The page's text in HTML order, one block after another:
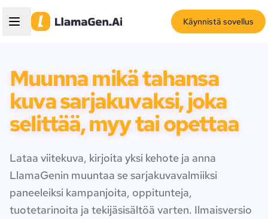
Käynnistä sovellus
Muunna mikä tahansa
kuva sarjakuvaksi, joka
selittää, myy tai opettaa
Lataa viitekuva, kirjoita yksi kehote ja anna
LlamaGenin muuntaa se sarjakuvavalmiiksi
paneeleiksi kampanjoita, oppitunteja,
tuotetarinoita ja tekijäsisältöä varten. Ilmaisversio